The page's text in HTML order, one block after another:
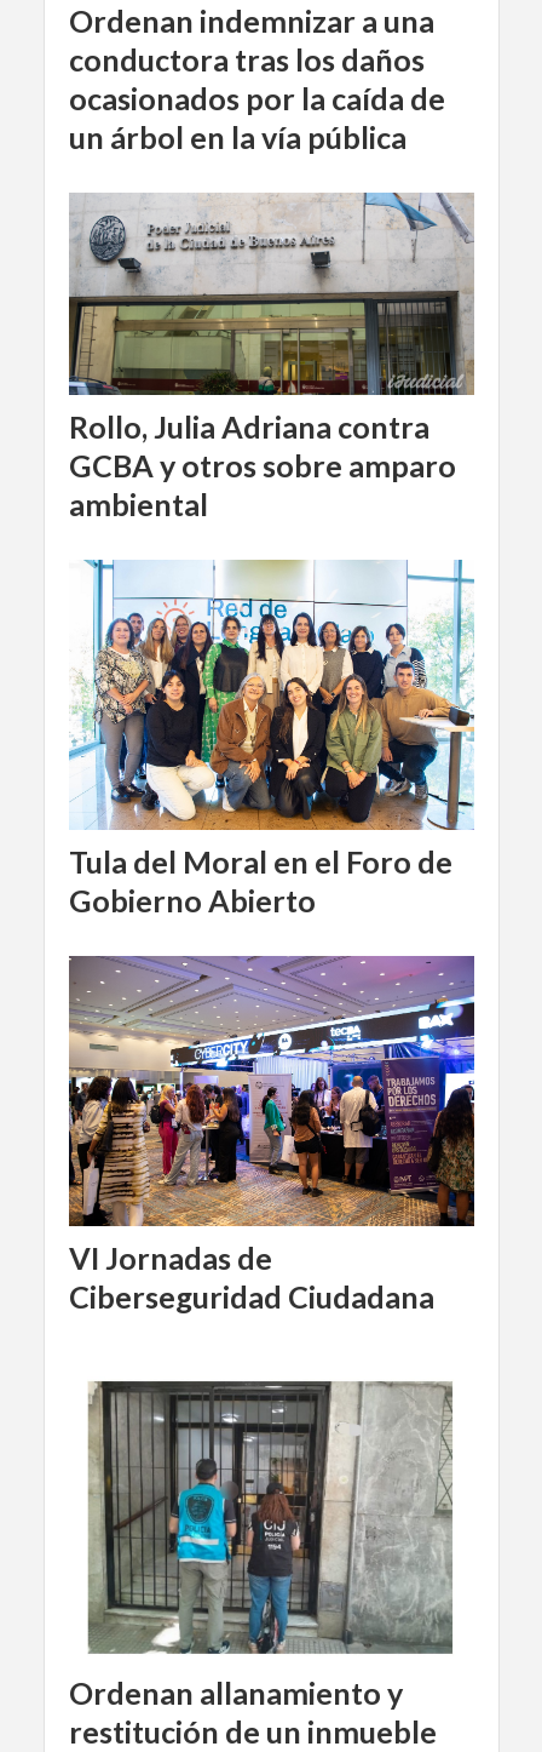
Ordenan indemnizar a una
conductora tras los daños
ocasionados por la caída de
un árbol en la vía pública
Rollo, Julia Adriana contra
GCBA y otros sobre amparo
ambiental
Tula del Moral en el Foro de
Gobierno Abierto
VI Jornadas de
Ciberseguridad Ciudadana
Ordenan allanamiento y
restitución de un inmueble